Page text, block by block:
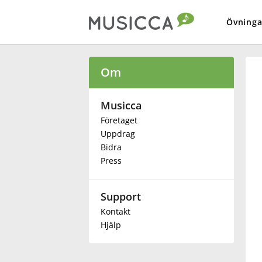
Dansk
English
Om
Musicca
Företaget
Uppdrag
Bidra
Press
Support
Kontakt
Hjälp